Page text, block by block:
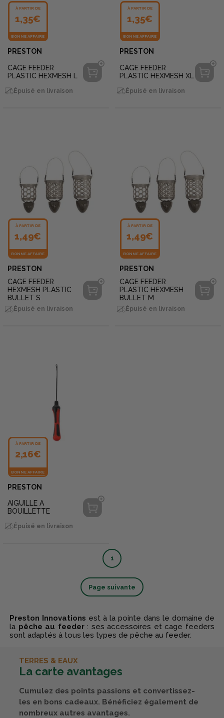
À PARTIR DE
1,35€
BONNE AFFAIRE
PRESTON
CAGE FEEDER
PLASTIC HEXMESH L
Épuisé en livraison
À PARTIR DE
1,35€
BONNE AFFAIRE
PRESTON
CAGE FEEDER
PLASTIC HEXMESH XL
Épuisé en livraison
À PARTIR DE
1,49€
BONNE AFFAIRE
PRESTON
CAGE FEEDER
HEXMESH PLASTIC
BULLET S
Épuisé en livraison
À PARTIR DE
1,49€
BONNE AFFAIRE
PRESTON
CAGE FEEDER
PLASTIC HEXMESH
BULLET M
Épuisé en livraison
À PARTIR DE
2,16€
BONNE AFFAIRE
PRESTON
AIGUILLE A
BOUILLETTE
Épuisé en livraison
1
Page suivante
Preston Innovations est à la pointe dans le domaine de
la pêche au feeder: ses accessoires et cage feeders
sont adaptés à tous les types de pêche au feeder.
TERRES & EAUX
La carte avantages
Cumulez des points passions et convertissez-
les en bons cadeaux. Bénéficiez également de
nombreux autres avantages.